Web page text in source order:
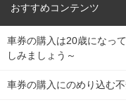
競輪くじ
Dokanto!
チャリロトプラザ
レース結果
キャリーオーバー一覧
北日本 函館競輪場
関
東
弥彦競輪場 前橋
おすすめコンテンツ
競輪選手情報
Perfecta Navi
車券の購入は20歳になっ
しみましょう～
車券の購入にのめり込む